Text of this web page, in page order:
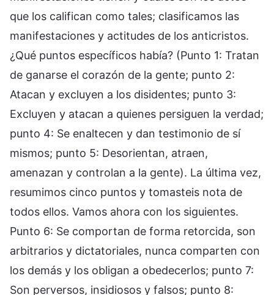
que los califican como tales; clasificamos las
manifestaciones y actitudes de los anticristos.
¿Qué puntos específicos había? (Punto 1: Tratan
de ganarse el corazón de la gente; punto 2:
Atacan y excluyen a los disidentes; punto 3:
Excluyen y atacan a quienes persiguen la verdad;
punto 4: Se enaltecen y dan testimonio de sí
mismos; punto 5: Desorientan, atraen,
amenazan y controlan a la gente). La última vez,
resumimos cinco puntos y tomasteis nota de
todos ellos. Vamos ahora con los siguientes.
Punto 6: Se comportan de forma retorcida, son
arbitrarios y dictatoriales, nunca comparten con
los demás y los obligan a obedecerlos; punto 7:
Son perversos, insidiosos y falsos; punto 8: